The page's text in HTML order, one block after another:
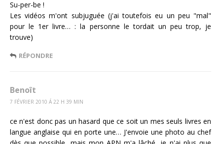
Su-per-be !
Les vidéos m'ont subjuguée (j'ai toutefois eu un peu "mal"
pour le 1er livre… : la personne le tordait un peu trop, je
trouve)
RÉPONDRE
Benoît
7 FÉVRIER 2010 Á 22 H 39 MIN
ce n'est donc pas un hasard que ce soit un mes seuls livres en
langue anglaise qui en porte une… J'envoie une photo au chef